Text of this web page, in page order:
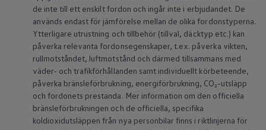
Fleet Interface Data
Millån
Köpa
Bygg din bil
Erbjudanden
Boka provkörning
Vilken Volkswagen passar dig?
Offertförfrågan
Hitta din återförsäljare
Köp tillbehör
Finansiering
Privatleasing Online
de inte till ett enskilt fordon och ingår inte i erbjudandet. De
används endast för jämförelse mellan de olika fordonstyperna.
Ytterligare utrustning och tillbehör (tillval, däcktyp etc.) kan
påverka relevanta fordonsegenskaper, t.ex. påverka vikten,
rullmotståndet, luftmotstånd och därmed tillsammans med
väder- och trafikförhållanden samt individuellt körbeteende,
påverka bränsleförbrukning, energiförbrukning, CO₂-utsläpp
och fordonets prestanda. Mer information om den officiella
bränsleförbrukningen och de officiella, specifika
koldioxidutsläppen från nya personbilar finns i riktlinjerna för